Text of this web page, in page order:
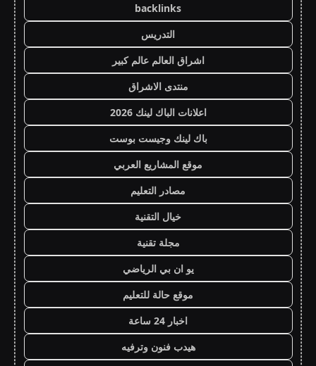
backlinks
التدريس
اشراق العالم عالم كبير
منتدى الاشراق
اعلانات الباك لينك 2026
باك لينك وجيست بوست
موقع المشاريع العربي
مصادر التعليم
خيال التقنية
مجلة تقنية
يو ان بي الرياضي
موقع حالة للتعليم
اخبار 24 ساعة
هيدب فنون وترفيه